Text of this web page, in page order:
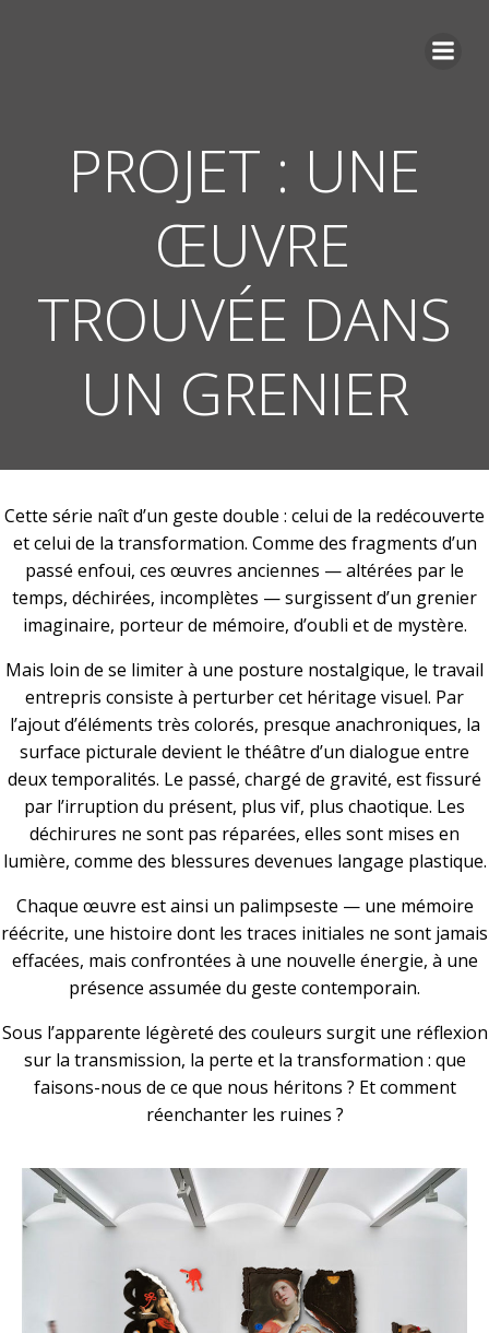
PROJET : UNE
ŒUVRE
TROUVÉE DANS
UN GRENIER
Cette série naît d’un geste double : celui de la redécouverte
et celui de la transformation. Comme des fragments d’un
passé enfoui, ces œuvres anciennes — altérées par le
temps, déchirées, incomplètes — surgissent d’un grenier
imaginaire, porteur de mémoire, d’oubli et de mystère.
Mais loin de se limiter à une posture nostalgique, le travail
entrepris consiste à perturber cet héritage visuel. Par
l’ajout d’éléments très colorés, presque anachroniques, la
surface picturale devient le théâtre d’un dialogue entre
deux temporalités. Le passé, chargé de gravité, est fissuré
par l’irruption du présent, plus vif, plus chaotique. Les
déchirures ne sont pas réparées, elles sont mises en
lumière, comme des blessures devenues langage plastique.
Chaque œuvre est ainsi un palimpseste — une mémoire
réécrite, une histoire dont les traces initiales ne sont jamais
effacées, mais confrontées à une nouvelle énergie, à une
présence assumée du geste contemporain.
Sous l’apparente légèreté des couleurs surgit une réflexion
sur la transmission, la perte et la transformation : que
faisons-nous de ce que nous héritons ? Et comment
réenchanter les ruines ?